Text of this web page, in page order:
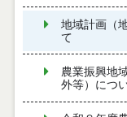
地域計画（
て
農業振興地
外等）につ